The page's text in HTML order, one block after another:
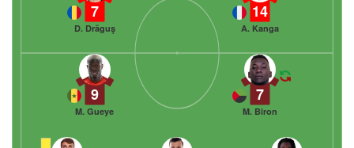
14
A. Kanga
7
D. Drăguş
9
M. Gueye
7
M. Biron